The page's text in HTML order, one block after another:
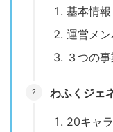
基本情報
運営メ
３つの
わふくジェ
20キャ